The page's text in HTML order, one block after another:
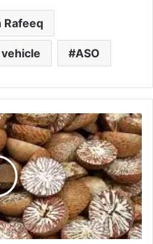
Rafeeq
ASO